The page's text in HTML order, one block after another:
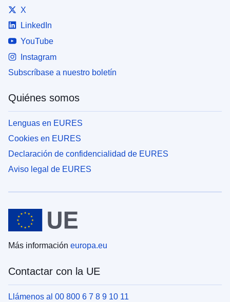
X
LinkedIn
YouTube
Instagram
Subscríbase a nuestro boletín
Quiénes somos
Lenguas en EURES
Cookies en EURES
Declaración de confidencialidad de EURES
Aviso legal de EURES
Más información europa.eu
Contactar con la UE
Llámenos al 00 800 6 7 8 9 10 11